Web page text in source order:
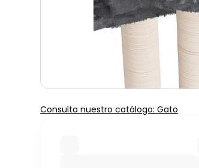
Consulta nuestro catálogo: Gato